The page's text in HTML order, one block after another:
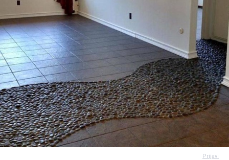
Prijavi